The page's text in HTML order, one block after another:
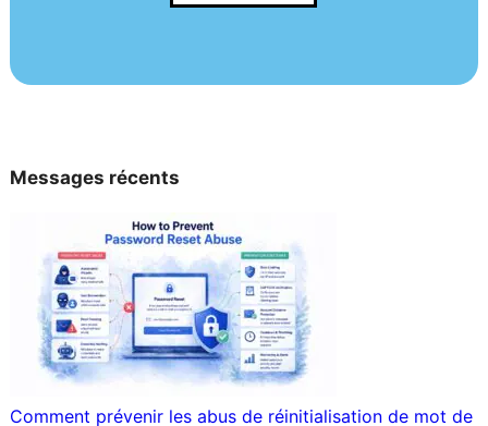
Messages récents
Comment prévenir les abus de réinitialisation de mot de